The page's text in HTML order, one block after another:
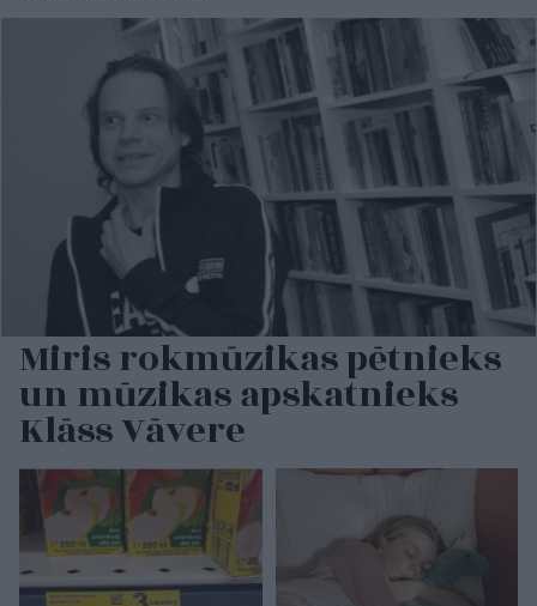
Miris rokmūzikas pētnieks
un mūzikas apskatnieks
Klāss Vāvere